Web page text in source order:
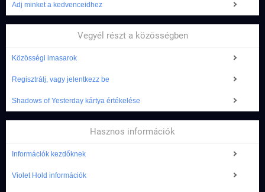
Adj minket a kedvenceidhez
Vegyél részt a közösségben
Közösségi imasarok
Regisztrálj, vagy jelentkezz be
Shadows of Yesterday kártya értékelése
Hasznos információk
Információk kezdőknek
Violet Hold információk